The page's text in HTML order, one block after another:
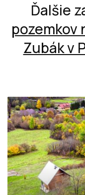
Ďalšie
pozemkov
Zubák v